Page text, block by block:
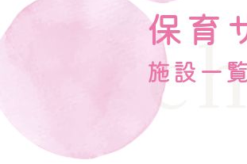
保育
施設一